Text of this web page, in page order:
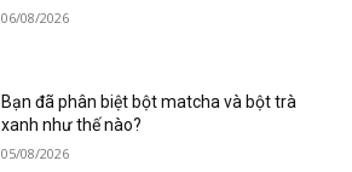
06/08/2026
Bạn đã phân biệt bột matcha và bột trà
xanh như thế nào?
05/08/2026